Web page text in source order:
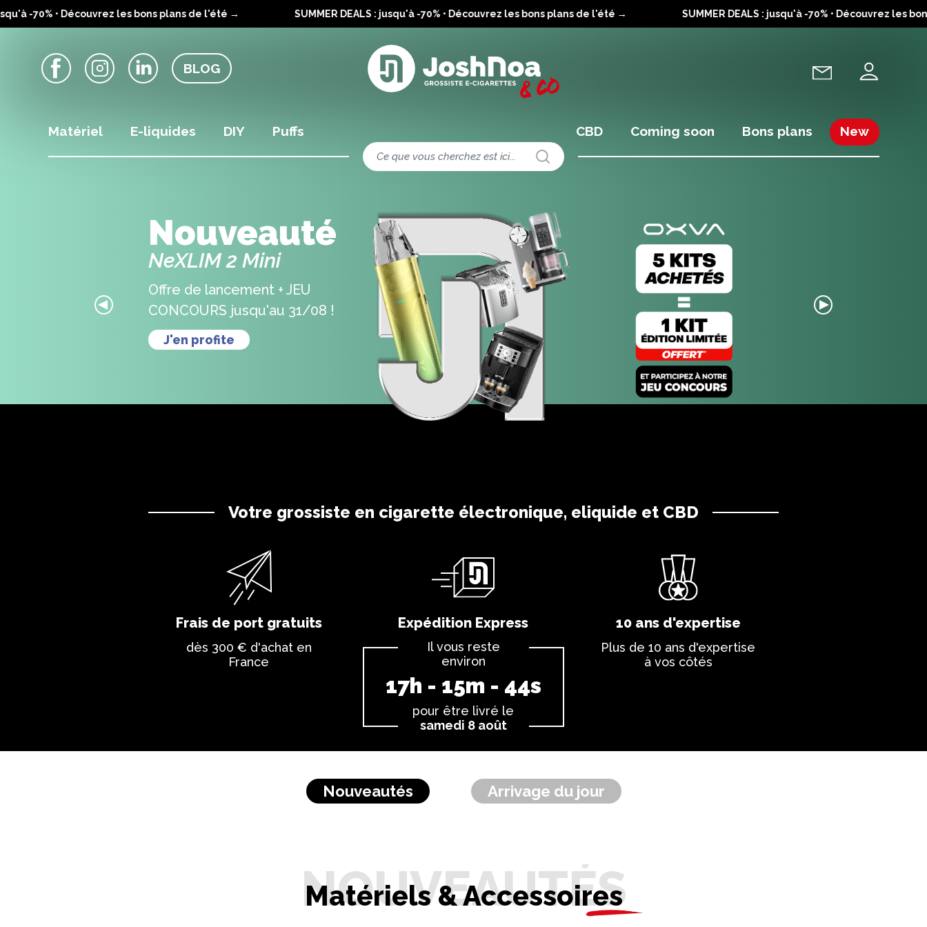
-70% • Découvrez les bons plans de l'été → SUMMER DEALS : jusqu'à -70% • Découvrez les bons plans de l'été → SUMMER DEALS : jusqu'à -70% • Découvrez les
BLOG
Matériel E-liquides DIY Puffs New
Bons plans
Coming soon
CBD
Nouveauté
NeXLIM 2 Mini
Offre de lancement + JEU
CONCOURS jusqu'au 31/08 !
J'en profite
Votre grossiste en cigarette électronique, eliquide et CBD
Frais de port gratuits
dès 300 € d'achat en
France
Expédition Express
Il vous reste
environ
17h - 15m - 43s
pour être livré le
samedi 8 août
10 ans d'expertise
Plus de 10 ans d'expertise
à vos côtés
Nouveautés Arrivage du jour
Matériels & Accessoires